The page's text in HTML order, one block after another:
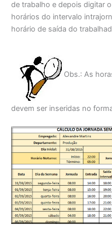
de trabalho e depois digitar
horários do intervalo
horário de saída do
Obs.: As
devem ser inseridas no